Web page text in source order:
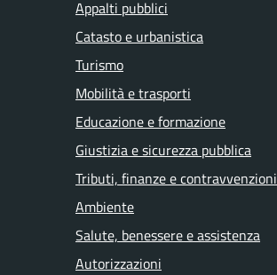
Appalti pubblici
Catasto e urbanistica
Turismo
Mobilità e trasporti
Educazione e formazione
Giustizia e sicurezza pubblica
Tributi, finanze e contravvenzioni
Ambiente
Salute, benessere e assistenza
Autorizzazioni